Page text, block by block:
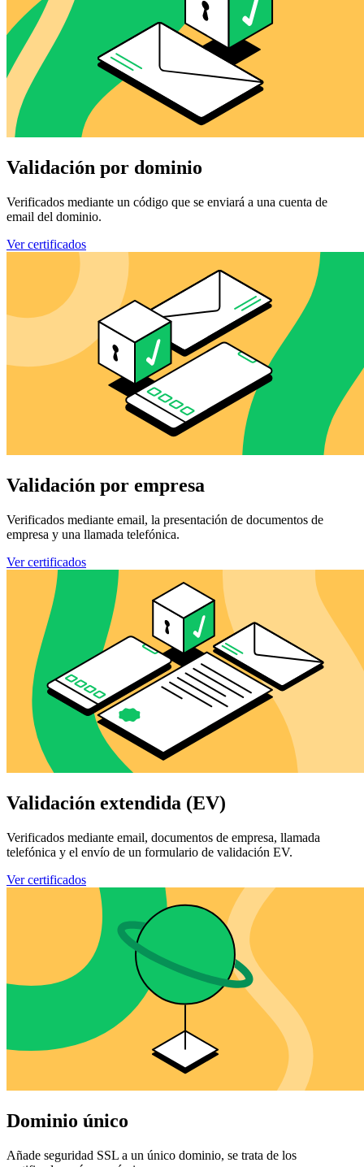
Validación por dominio
Verificados mediante un código que se enviará a una cuenta de
email del dominio.
Ver certificados
Validación por empresa
Verificados mediante email, la presentación de documentos de
empresa y una llamada telefónica.
Ver certificados
Validación extendida (EV)
Verificados mediante email, documentos de empresa, llamada
telefónica y el envío de un formulario de validación EV.
Ver certificados
Dominio único
Añade seguridad SSL a un único dominio, se trata de los